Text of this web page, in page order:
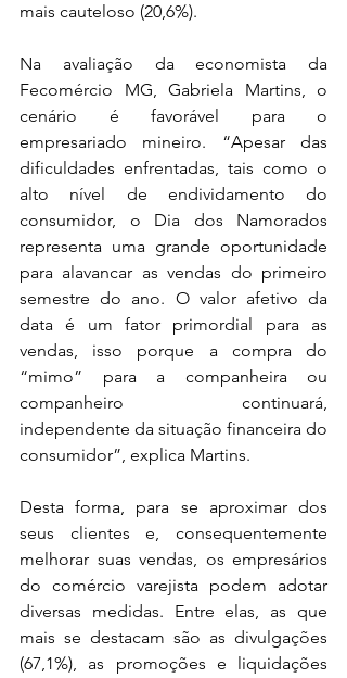
mais cauteloso (20,6%).
Na avaliação da economista da
Fecomércio MG, Gabriela Martins, o
cenário é favorável para o
empresariado mineiro. “Apesar das
dificuldades enfrentadas, tais como o
alto nível de endividamento do
consumidor, o Dia dos Namorados
representa uma grande oportunidade
para alavancar as vendas do primeiro
semestre do ano. O valor afetivo da
data é um fator primordial para as
vendas, isso porque a compra do
“mimo” para a companheira ou
companheiro continuará,
independente da situação financeira do
consumidor”, explica Martins.
Desta forma, para se aproximar dos
seus clientes e, consequentemente
melhorar suas vendas, os empresários
do comércio varejista podem adotar
diversas medidas. Entre elas, as que
mais se destacam são as divulgações
(67,1%), as promoções e liquidações